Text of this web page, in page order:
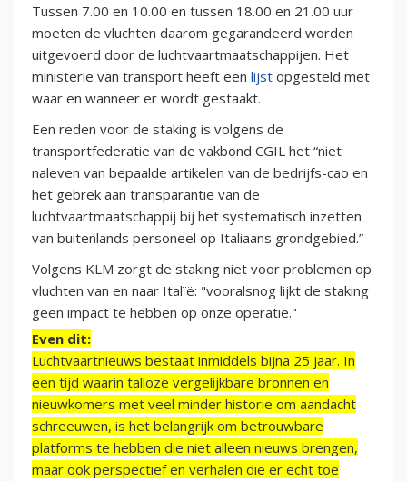
Tussen 7.00 en 10.00 en tussen 18.00 en 21.00 uur
moeten de vluchten daarom gegarandeerd worden
uitgevoerd door de luchtvaartmaatschappijen. Het
ministerie van transport heeft een lijst opgesteld met
waar en wanneer er wordt gestaakt.
Een reden voor de staking is volgens de
transportfederatie van de vakbond CGIL het “niet
naleven van bepaalde artikelen van de bedrijfs-cao en
het gebrek aan transparantie van de
luchtvaartmaatschappij bij het systematisch inzetten
van buitenlands personeel op Italiaans grondgebied.”
Volgens KLM zorgt de staking niet voor problemen op
vluchten van en naar Italïë: "vooralsnog lijkt de staking
geen impact te hebben op onze operatie."
Even dit:
Luchtvaartnieuws bestaat inmiddels bijna 25 jaar. In
een tijd waarin talloze vergelijkbare bronnen en
nieuwkomers met veel minder historie om aandacht
schreeuwen, is het belangrijk om betrouwbare
platforms te hebben die niet alleen nieuws brengen,
maar ook perspectief en verhalen die er echt toe